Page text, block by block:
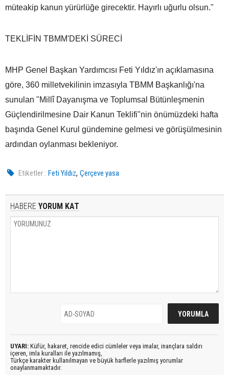
müteakip kanun yürürlüğe girecektir. Hayırlı uğurlu olsun."
TEKLİFİN TBMM'DEKİ SÜRECİ
MHP Genel Başkan Yardımcısı Feti Yıldız'ın açıklamasına
göre, 360 milletvekilinin imzasıyla TBMM Başkanlığı'na
sunulan "Millî Dayanışma ve Toplumsal Bütünleşmenin
Güçlendirilmesine Dair Kanun Teklifi"nin önümüzdeki hafta
başında Genel Kurul gündemine gelmesi ve görüşülmesinin
ardından oylanması bekleniyor.
Etiketler : Feti Yıldız,Çerçeve yasa
HABERE YORUM KAT
UYARI: Küfür, hakaret, rencide edici cümleler veya imalar, inançlara saldırı
içeren, imla kuralları ile yazılmamış,
Türkçe karakter kullanılmayan ve büyük harflerle yazılmış yorumlar
onaylanmamaktadır.